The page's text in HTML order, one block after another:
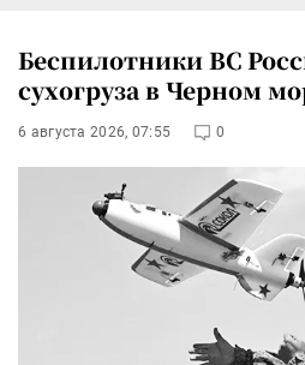
Беспилотники ВС
сухогруза в Черном
6 августа 2026, 07:55 0